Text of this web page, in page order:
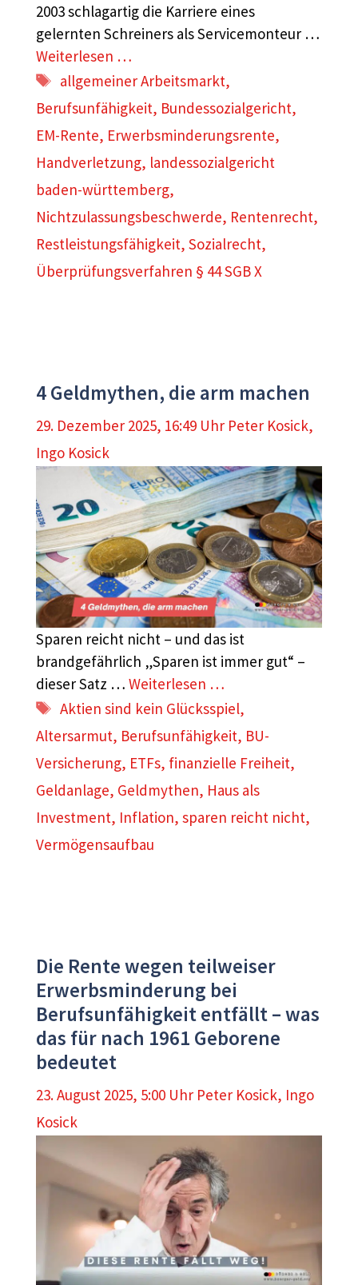
2003 schlagartig die Karriere eines
gelernten Schreiners als Servicemonteur …
Weiterlesen …
Schlagwörter
allgemeiner Arbeitsmarkt,
Berufsunfähigkeit, Bundessozialgericht,
EM-Rente, Erwerbsminderungsrente,
Handverletzung, landessozialgericht
baden-württemberg,
Nichtzulassungsbeschwerde, Rentenrecht,
Restleistungsfähigkeit, Sozialrecht,
Überprüfungsverfahren § 44 SGB X
4 Geldmythen, die arm machen
29. Dezember 2025, 16:49 Uhr Peter Kosick,
Ingo Kosick
Sparen reicht nicht – und das ist
brandgefährlich „Sparen ist immer gut“ –
dieser Satz … Weiterlesen …
Schlagwörter
Aktien sind kein Glücksspiel,
Altersarmut, Berufsunfähigkeit, BU-
Versicherung, ETFs, finanzielle Freiheit,
Geldanlage, Geldmythen, Haus als
Investment, Inflation, sparen reicht nicht,
Vermögensaufbau
Die Rente wegen teilweiser
Erwerbsminderung bei
Berufsunfähigkeit entfällt – was
das für nach 1961 Geborene
bedeutet
23. August 2025, 5:00 Uhr Peter Kosick, Ingo
Kosick